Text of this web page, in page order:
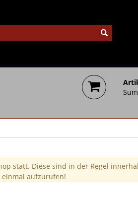
statt. Diese sind in der Regel
einmal aufzurufen!